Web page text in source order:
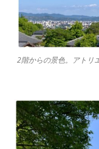
2階からの景色。アト